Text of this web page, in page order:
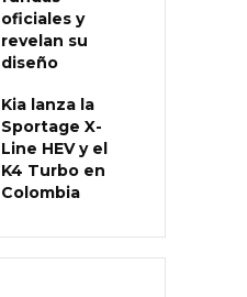
oficiales y
revelan su
diseño
Kia lanza la
Sportage X-
Line HEV y el
K4 Turbo en
Colombia